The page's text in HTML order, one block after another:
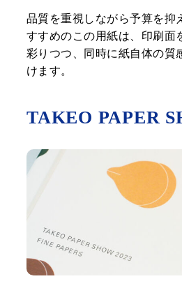
品質を重視しながら予算を抑
すすめのこの用紙は、印刷面
彩りつつ、同時に紙自体の質
けます。
TAKEO PAPER